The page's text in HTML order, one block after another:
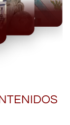
Mexicas